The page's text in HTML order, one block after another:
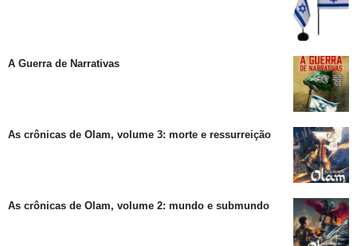
A Guerra de Narrativas
As crônicas de Olam, volume 3: morte e ressurreição
As crônicas de Olam, volume 2: mundo e submundo